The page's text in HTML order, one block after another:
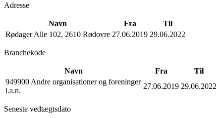
Adresse
Navn Fra
Til
Rødager Alle 102, 2610 Rødovre 27.06.2019 29.06.2022
Branchekode
Navn Fra
Til
949900 Andre organisationer og foreninger
i.a.n.
27.06.2019 29.06.2022
Seneste vedtægtsdato